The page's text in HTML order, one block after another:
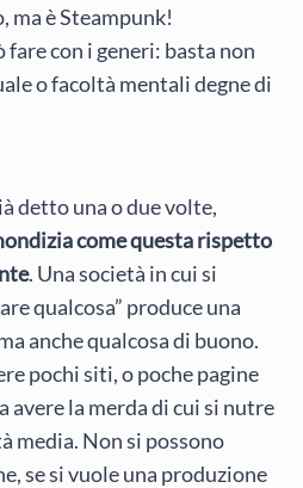
ma è Steampunk!
con i generi: basta non
o facoltà mentali degne di
detto una o due volte,
come questa rispetto
. Una società in cui si
qualcosa” produce una
anche qualcosa di buono.
pochi siti, o poche pagine
avere la merda di cui si nutre
media. Non si possono
se si vuole una produzione